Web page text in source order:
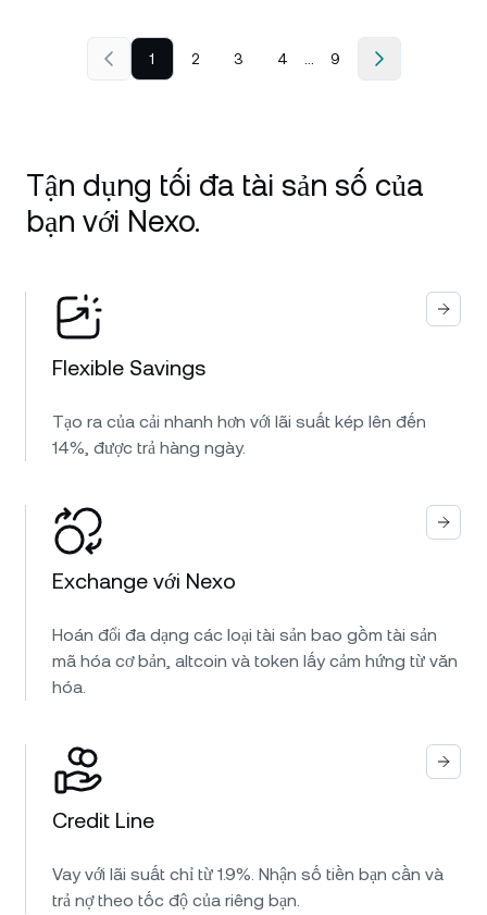
1 2 3 4 ... 9
Tận dụng tối đa tài sản số của
bạn với Nexo.
Flexible Savings
Tạo ra của cải nhanh hơn với lãi suất kép lên đến
14%, được trả hàng ngày.
Exchange với Nexo
Hoán đổi đa dạng các loại tài sản bao gồm tài sản
mã hóa cơ bản, altcoin và token lấy cảm hứng từ văn
hóa.
Credit Line
Vay với lãi suất chỉ từ 1.9%. Nhận số tiền bạn cần và
trả nợ theo tốc độ của riêng bạn.